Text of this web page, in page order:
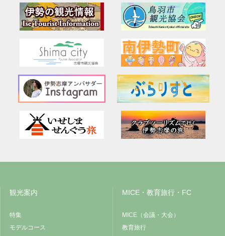
観光案内
特集
モデルコース
MICE・教育旅行・FC
MICE（会議・大会）
教育旅行